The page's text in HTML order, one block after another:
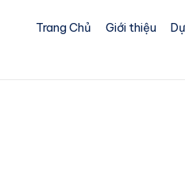
Trang Chủ Giới thiệu